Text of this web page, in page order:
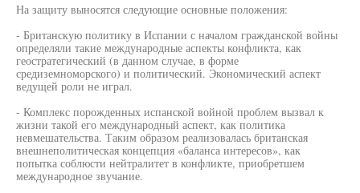
На защиту выносятся следующие основные положения:
- Британскую политику в Испании с началом гражданской войны
определяли такие международные аспекты конфликта, как
геостратегический (в данном случае, в форме
средиземноморского) и политический. Экономический аспект
ведущей роли не играл.
- Комплекс порожденных испанской войной проблем вызвал к
жизни такой его международный аспект, как политика
невмешательства. Таким образом реализовалась британская
внешнеполитическая концепция «баланса интересов», как
попытка соблюсти нейтралитет в конфликте, приобретшем
международное звучание.